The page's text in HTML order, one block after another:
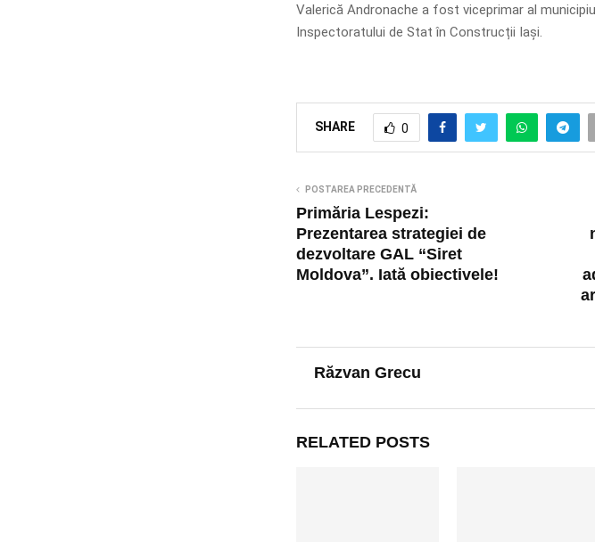
Valerică Andronache a fost viceprimar al
Inspectoratului de Stat în Construcții Iași.
SHARE 0
POSTAREA PRECEDENTĂ
Primăria Lespezi:
Prezentarea strategiei de
dezvoltare GAL “Siret
Moldova”. Iată obiectivele!
Răzvan Grecu
RELATED POSTS